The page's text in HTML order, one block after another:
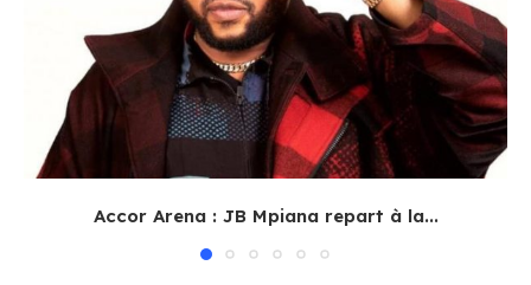
Accor Arena : JB Mpiana repart à la...